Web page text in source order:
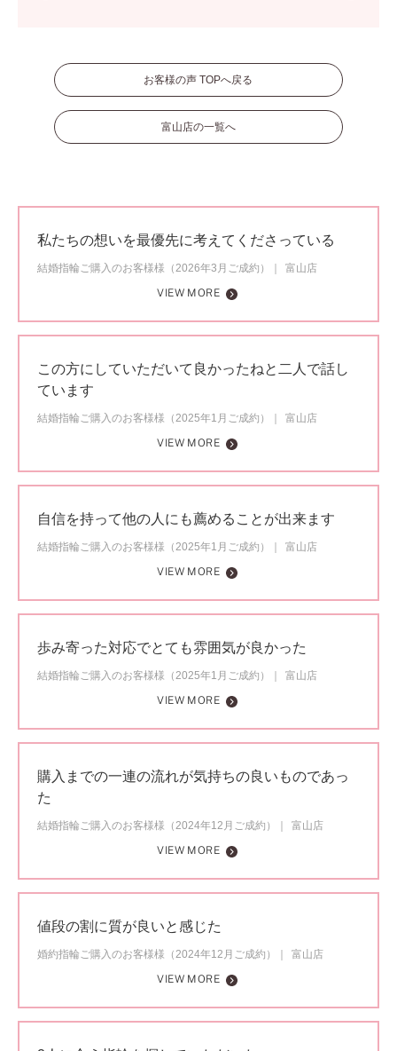
お客様の声 TOPへ戻る
富山店の一覧へ
私たちの想いを最優先に考えてくださっている
結婚指輪ご購入のお客様様（2026年3月ご成約）
富山店
VIEW MORE
この方にしていただいて良かったねと二人で話し
ています
結婚指輪ご購入のお客様様（2025年1月ご成約）
富山店
VIEW MORE
自信を持って他の人にも薦めることが出来ます
結婚指輪ご購入のお客様様（2025年1月ご成約）
富山店
VIEW MORE
歩み寄った対応でとても雰囲気が良かった
結婚指輪ご購入のお客様様（2025年1月ご成約）
富山店
VIEW MORE
購入までの一連の流れが気持ちの良いものであっ
た
結婚指輪ご購入のお客様様（2024年12月ご成約）
富山店
VIEW MORE
値段の割に質が良いと感じた
婚約指輪ご購入のお客様様（2024年12月ご成約）
富山店
VIEW MORE